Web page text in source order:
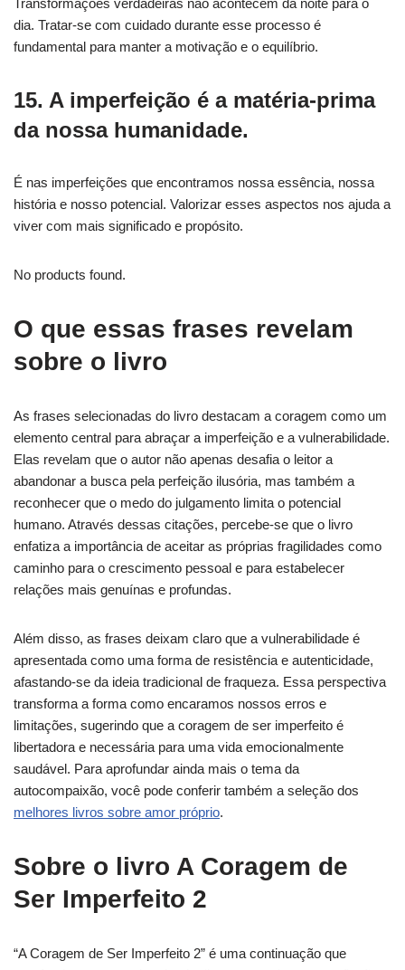
Transformações verdadeiras não acontecem da noite para o
dia. Tratar-se com cuidado durante esse processo é
fundamental para manter a motivação e o equilíbrio.
15. A imperfeição é a matéria-prima
da nossa humanidade.
É nas imperfeições que encontramos nossa essência, nossa
história e nosso potencial. Valorizar esses aspectos nos ajuda a
viver com mais significado e propósito.
No products found.
O que essas frases revelam
sobre o livro
As frases selecionadas do livro destacam a coragem como um
elemento central para abraçar a imperfeição e a vulnerabilidade.
Elas revelam que o autor não apenas desafia o leitor a
abandonar a busca pela perfeição ilusória, mas também a
reconhecer que o medo do julgamento limita o potencial
humano. Através dessas citações, percebe-se que o livro
enfatiza a importância de aceitar as próprias fragilidades como
caminho para o crescimento pessoal e para estabelecer
relações mais genuínas e profundas.
Além disso, as frases deixam claro que a vulnerabilidade é
apresentada como uma forma de resistência e autenticidade,
afastando-se da ideia tradicional de fraqueza. Essa perspectiva
transforma a forma como encaramos nossos erros e
limitações, sugerindo que a coragem de ser imperfeito é
libertadora e necessária para uma vida emocionalmente
saudável. Para aprofundar ainda mais o tema da
autocompaixão, você pode conferir também a seleção dos
melhores livros sobre amor próprio.
Sobre o livro A Coragem de
Ser Imperfeito 2
“A Coragem de Ser Imperfeito 2” é uma continuação que